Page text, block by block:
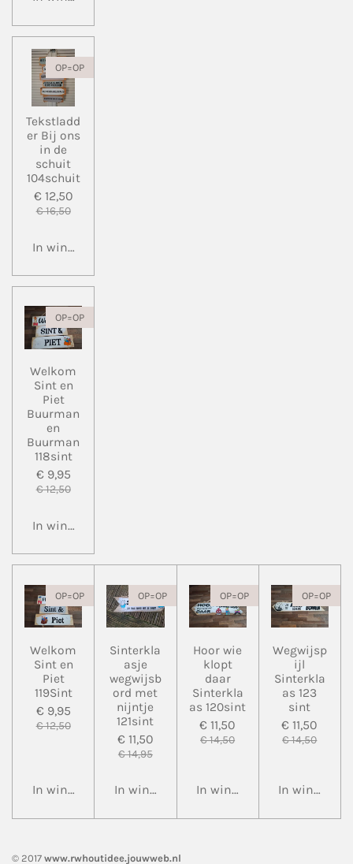
OP=OP
Tekstladd
er Bij ons
in de
schuit
104schuit
€ 12,50
€ 16,50
In winkelwagen
OP=OP
Welkom
Sint en
Piet
Buurman
en
Buurman
118sint
€ 9,95
€ 12,50
In winkelwagen
OP=OP
Welkom
Sint en
Piet
119Sint
€ 9,95
€ 12,50
In winkelwagen
OP=OP
Sinterkla
asje
wegwijsb
ord met
nijntje
121sint
€ 11,50
€ 14,95
In winkelwagen
OP=OP
Hoor wie
klopt
daar
Sinterkla
as 120sint
€ 11,50
€ 14,50
In winkelwagen
OP=OP
Wegwijsp
ijl
Sinterkla
as 123
sint
€ 11,50
€ 14,50
In
© 2017 www.rwhoutidee.jouwweb.nl